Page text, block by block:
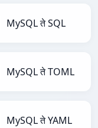
MySQL ते SQL
MySQL ते TOML
MySQL ते YAML